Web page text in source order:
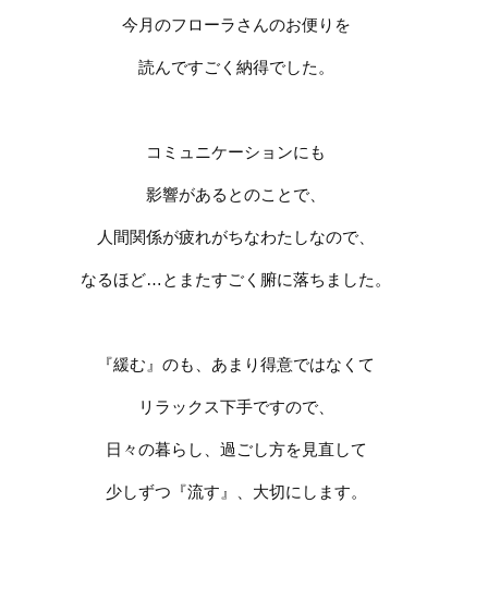
今月のフローラさんのお便りを
読んですごく納得でした。
コミュニケーションにも
影響があるとのことで、
人間関係が疲れがちなわたしなので、
なるほど… とまたすごく腑に落ちました。
『緩む』のも、あまり得意ではなくて
リラックス下手ですので、
日々の暮らし、過ごし方を見直して
少しずつ『流す』、大切にします。